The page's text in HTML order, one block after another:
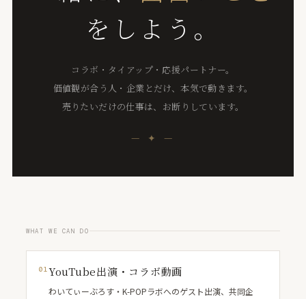
をしよう。
コラボ・タイアップ・応援パートナー。
価値観が合う人・企業とだけ、本気で動きます。
売りたいだけの仕事は、お断りしています。
— ✦ —
WHAT WE CAN DO
01YouTube出演・コラボ動画
わいてぃーぶろす・K-POPラボへのゲスト出演、共同企